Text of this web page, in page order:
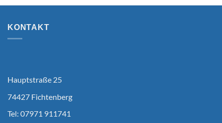
KONTAKT
Hauptstraße 25
74427 Fichtenberg
Tel: 07971 911741